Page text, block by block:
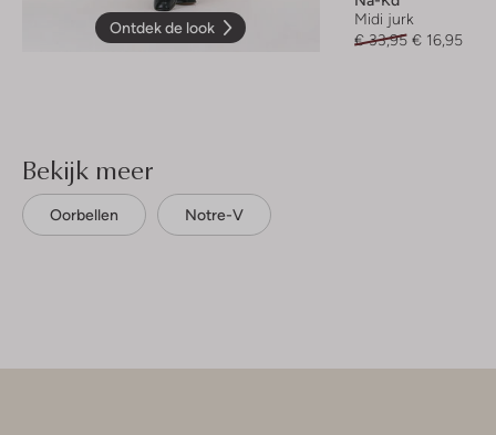
Ontdek de look
Midi jurk
€ 33,95 € 16,95
Bekijk meer
Oorbellen Notre-V